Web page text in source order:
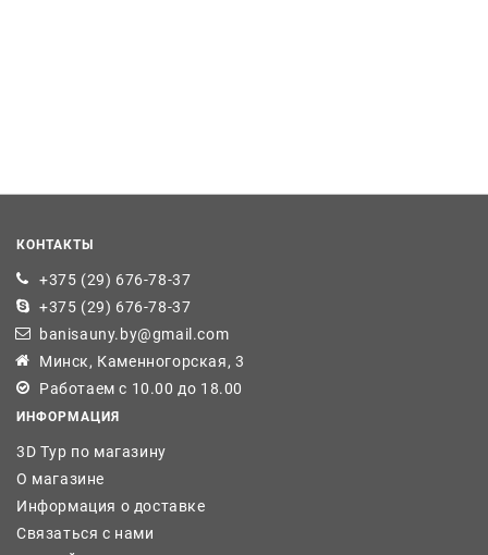
КОНТАКТЫ
+375 (29) 676-78-37
+375 (29) 676-78-37
banisauny.by@gmail.com
Минск, Каменногорская, 3
Работаем с 10.00 до 18.00
ИНФОРМАЦИЯ
3D Тур по магазину
О магазине
Информация о доставке
Связаться с нами